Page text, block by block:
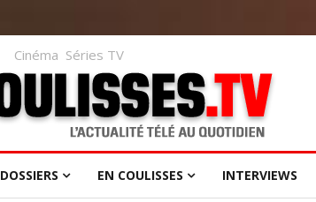
Cinéma Séries TV
DOSSIERS EN COULISSES INTERVIEWS